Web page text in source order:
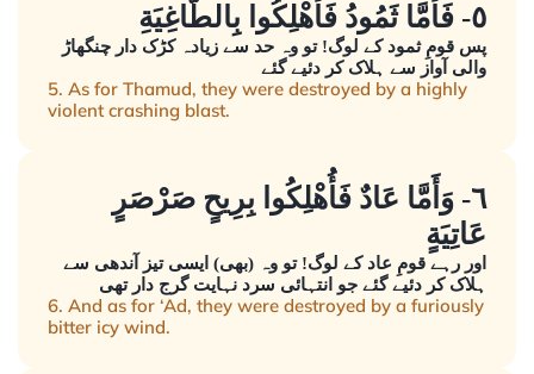
٥- فَأَمَّا ثَمُودُ فَأُهْلِكُوا بِالطَّاغِيَةِ
پس قومِ ثمود کے لوگ! تو وہ حد سے زیادہ کڑک دار چنگھاڑ
والی آواز سے ہلاک کر دئیے گئے
5. As for Thamud, they were destroyed by a highly
violent crashing blast.
٦- وَأَمَّا عَادٌ فَأُهْلِكُوا بِرِيحٍ صَرْصَرٍ
عَاتِيَةٍ
اور رہے قومِ عاد کے لوگ! تو وہ (بھی) ایسی تیز آندھی سے
ہلاک کر دئیے گئے جو انتہائی سرد نہایت گرج دار تھی
6. And as for ‘Ad, they were destroyed by a furiously
bitter icy wind.